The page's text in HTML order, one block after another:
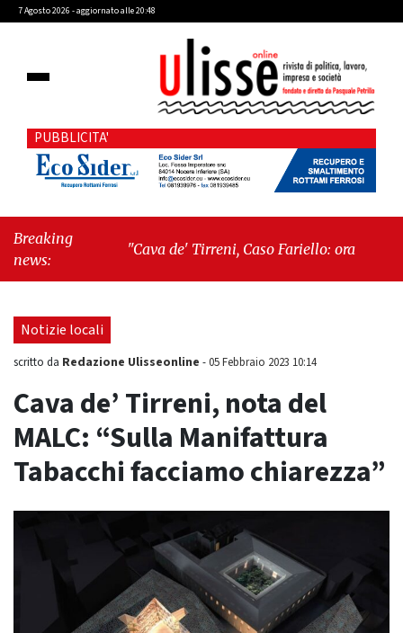
7 Agosto 2026 - aggiornato alle 20:48
PUBBLICITA'
Breaking
news:
"Cava de' Tirreni, Caso Fariello: ora torniamo ai
Notizie locali
scritto da Redazione Ulisseonline -05 Febbraio 2023 10:14
Cava de’ Tirreni, nota del
MALC: “Sulla Manifattura
Tabacchi facciamo chiarezza”